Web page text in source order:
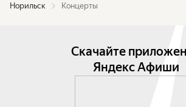
Норильск Концерты
Скачайте
Яндекс Афиши